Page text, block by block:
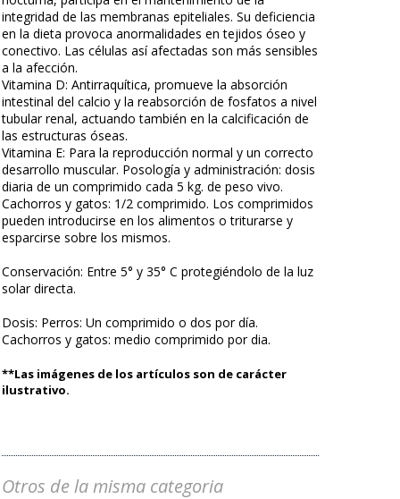
integridad de las membranas epiteliales. Su deficiencia
en la dieta provoca anormalidades en tejidos óseo y
conectivo. Las células así afectadas son más sensibles
a la afección.
Vitamina D: Antirraquítica, promueve la absorción
intestinal del calcio y la reabsorción de fosfatos a nivel
tubular renal, actuando también en la calcificación de
las estructuras óseas.
Vitamina E: Para la reproducción normal y un correcto
desarrollo muscular. Posología y administración: dosis
diaria de un comprimido cada 5 kg. de peso vivo.
Cachorros y gatos: 1/2 comprimido. Los comprimidos
pueden introducirse en los alimentos o triturarse y
esparcirse sobre los mismos.
Conservación: Entre 5° y 35° C protegiéndolo de la luz
solar directa.
Dosis: Perros: Un comprimido o dos por día.
Cachorros y gatos: medio comprimido por dia.
**Las imágenes de los artículos son de carácter
ilustrativo.
Otros de la misma categoria